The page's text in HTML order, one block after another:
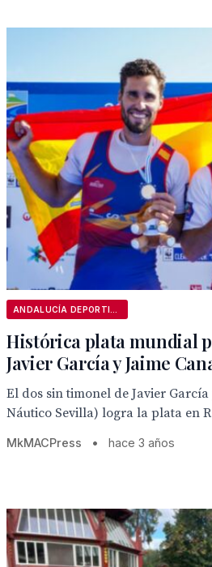
Histórica plata mundial
Javier García y Jaime
El dos sin timonel de Javier
Náutico Sevilla) logra la plata en
MkMACPress • hace 3 años